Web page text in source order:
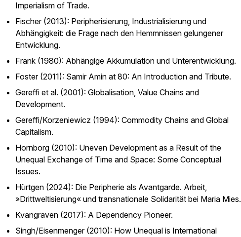
Imperialism of Trade.
Fischer (2013): Peripherisierung, Industrialisierung und
Abhängigkeit: die Frage nach den Hemmnissen gelungener
Entwicklung.
Frank (1980): Abhängige Akkumulation und Unterentwicklung.
Foster (2011): Samir Amin at 80: An Introduction and Tribute.
Gereffi et al. (2001): Globalisation, Value Chains and
Development.
Gereffi/Korzeniewicz (1994): Commodity Chains and Global
Capitalism.
Hornborg (2010): Uneven Development as a Result of the
Unequal Exchange of Time and Space: Some Conceptual
Issues.
Hürtgen (2024): Die Peripherie als Avantgarde. Arbeit,
»Drittweltisierung« und transnationale Solidarität bei Maria Mies.
Kvangraven (2017): A Dependency Pioneer.
Singh/Eisenmenger (2010): How Unequal is International